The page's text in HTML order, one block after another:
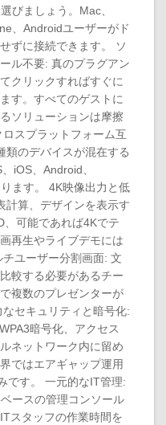
びましょう。Mac、
、Androidユーザーがド
ずに接続できます。 ソ
ル不要: 真のプラグアン
クリックすればすぐに
す。すべてのゲストに
ソリューションは摩擦
スプラットフォーム互
類のデバイスが混在する
iOS、Android、
ます。 4K映像出力と低
計算、デザインを表示す
、可能であれば4Kでテ
再生やライブデモには
ユーザー分割画面: 文
較する必要があるチー
複数のプレゼンターが
セキュリティと暗号化:
暗号化、アクセス
ネットワーク内に留め
ではエアギャップ運用
です。 一元的なIT管理:
ースの管理コンソール
スタッフの作業時間を